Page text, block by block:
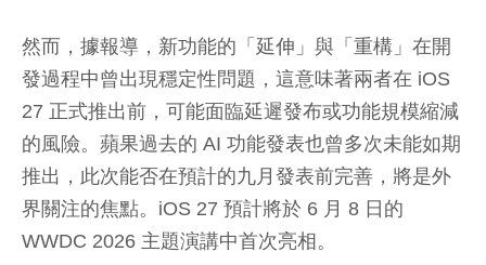
然而，據報導，新功能的「延伸」與「重構」在開
發過程中曾出現穩定性問題，這意味著兩者在 iOS
27 正式推出前，可能面臨延遲發布或功能規模縮減
的風險。蘋果過去的 AI 功能發表也曾多次未能如期
推出，此次能否在預計的九月發表前完善，將是外
界關注的焦點。iOS 27 預計將於 6 月 8 日的
WWDC 2026 主題演講中首次亮相。